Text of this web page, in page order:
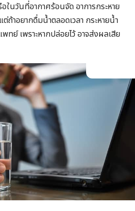
ในวันที่อากาศร้อนจัด อาการกระหาย
าอยากดื่มน้ำตลอดเวลา กระหายน้ำ
ย์ เพราะหากปล่อยไว้ อาจส่งผลเสีย